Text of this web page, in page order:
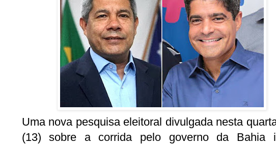
Uma nova pesquisa eleitoral divulgada nesta
(13) sobre a corrida pelo governo da Bahia